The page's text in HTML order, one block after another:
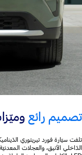
تصميم رائع
تلفت سيّارة فورد تيريتوري